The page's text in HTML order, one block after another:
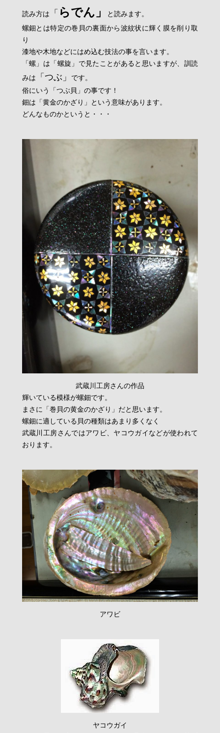
読み方は 「 らでん」
と読みます。
螺鈿とは特定の巻貝の裏面から波紋状に輝く膜を削り取
り
漆地や木地などにはめ込む技法の事を言います。
「螺」は「螺旋」で見たことがあると思いますが、訓読
みは
「つぶ」
です。
俗にいう「つぶ貝」の事です！
鈿は「黄金のかざり」という意味があります。
どんなものかというと・・・
武蔵川工房さんの作品
輝いている模様が螺鈿です。
まさに「巻貝の黄金のかざり」だと思います。
螺鈿に適している貝の種類はあまり多くなく
武蔵川工房さんではアワビ、ヤコウガイなどが使われて
おります。
アワビ
ヤコウガイ